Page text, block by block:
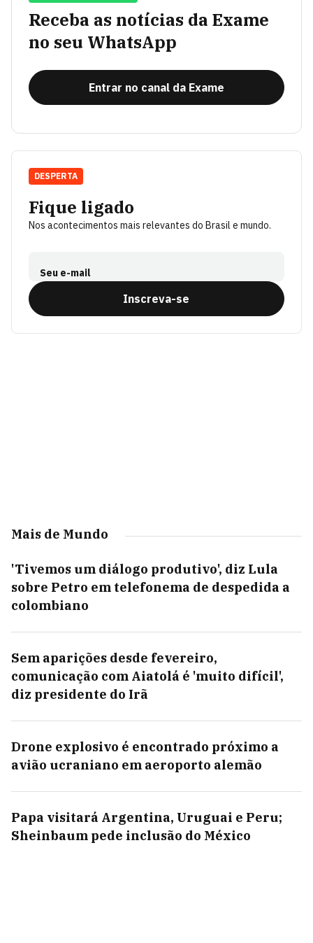
Receba as notícias da Exame
no seu WhatsApp
Entrar no canal da Exame
Fique ligado
Nos acontecimentos mais relevantes do Brasil e mundo.
Seu e-mail
Inscreva-se
DESPERTA
Mais de Mundo
'Tivemos um diálogo produtivo', diz Lula
sobre Petro em telefonema de despedida a
colombiano
Sem aparições desde fevereiro,
comunicação com Aiatolá é 'muito difícil',
diz presidente do Irã
Drone explosivo é encontrado próximo a
avião ucraniano em aeroporto alemão
Papa visitará Argentina, Uruguai e Peru;
Sheinbaum pede inclusão do México